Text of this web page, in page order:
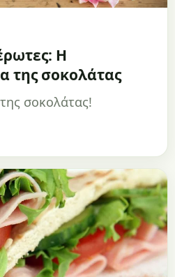
Η
της σοκολάτας
σοκολάτας!